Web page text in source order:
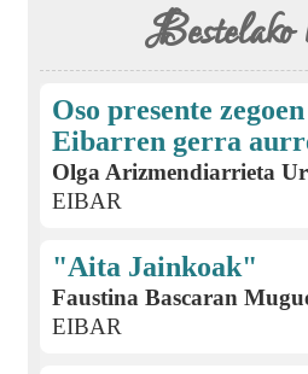
Bestelako
Oso presente
Eibarren gerra
Olga Arizmendiarrieta
EIBAR
"Aita Jainkoak"
Faustina Bascaran
EIBAR